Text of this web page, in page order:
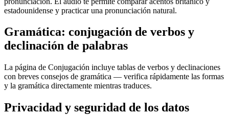
estadounidense y practicar una pronunciación natural.
Gramática: conjugación de verbos y
declinación de palabras
La página de Conjugación incluye tablas de verbos y declinaciones
con breves consejos de gramática — verifica rápidamente las formas
y la gramática directamente mientras traduces.
Privacidad y seguridad de los datos